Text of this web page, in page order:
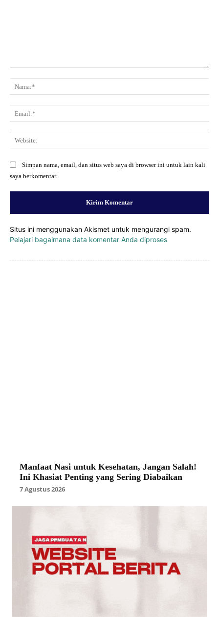
Simpan nama, email, dan situs web saya di browser ini untuk lain kali
saya berkomentar.
Situs ini menggunakan Akismet untuk mengurangi spam.
Pelajari bagaimana data komentar Anda diproses
Manfaat Nasi untuk Kesehatan, Jangan Salah!
Ini Khasiat Penting yang Sering Diabaikan
7 Agustus 2026